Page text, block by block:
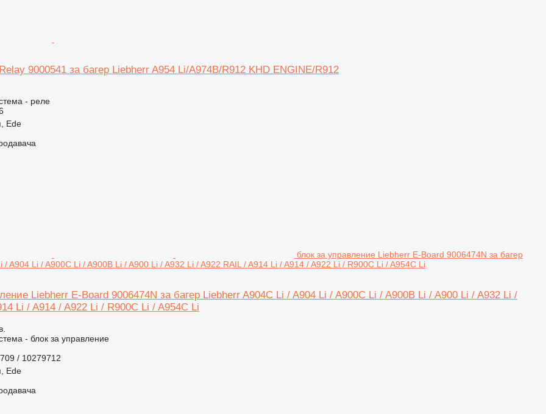
9000541 за багер Liebherr A954 Li/A974B/R912 KHD ENGINE/R912
- реле
Ede
блок за управление Liebherr E-Board 9006474N за багер
/ A904 Li / A900C Li / A900B Li / A900 Li / A932 Li / A922 RAIL / A914 Li / A914 / A922 Li / R900C Li / A954C Li
Liebherr E-Board 9006474N за багер Liebherr A904C Li / A904 Li / A900C Li / A900B Li / A900 Li / A932 Li /
Li / A914 / A922 Li / R900C Li / A954C Li
- блок за управление
/ 10279712
Ede